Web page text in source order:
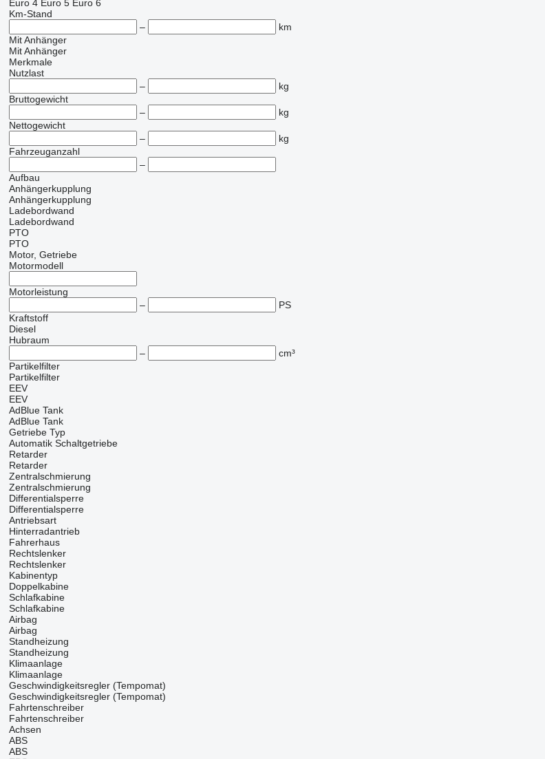
Euro 4 Euro 5 Euro 6
Km-Stand
–
km
Mit Anhänger
Mit Anhänger
Merkmale
Nutzlast
–
kg
Bruttogewicht
–
kg
Nettogewicht
–
kg
Fahrzeuganzahl
–
Aufbau
Anhängerkupplung
Anhängerkupplung
Ladebordwand
Ladebordwand
PTO
PTO
Motor, Getriebe
Motormodell
Motorleistung
–
PS
Kraftstoff
Diesel
Hubraum
–
cm³
Partikelfilter
Partikelfilter
EEV
EEV
AdBlue Tank
AdBlue Tank
Getriebe Typ
Automatik Schaltgetriebe
Retarder
Retarder
Zentralschmierung
Zentralschmierung
Differentialsperre
Differentialsperre
Antriebsart
Hinterradantrieb
Fahrerhaus
Rechtslenker
Rechtslenker
Kabinentyp
Doppelkabine
Schlafkabine
Schlafkabine
Airbag
Airbag
Standheizung
Standheizung
Klimaanlage
Klimaanlage
Geschwindigkeitsregler (Tempomat)
Geschwindigkeitsregler (Tempomat)
Fahrtenschreiber
Fahrtenschreiber
Achsen
ABS
ABS